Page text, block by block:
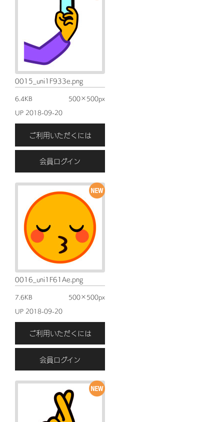
0015_uni1F933e.png
6.4KB
500×500px
UP 2018-09-20
ご利用いただくには
会員ログイン
0016_uni1F61Ae.png
7.6KB
500×500px
UP 2018-09-20
ご利用いただくには
会員ログイン